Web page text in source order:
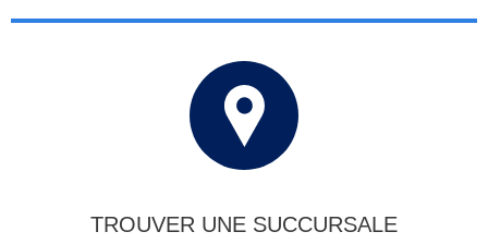
TROUVER UNE SUCCURSALE